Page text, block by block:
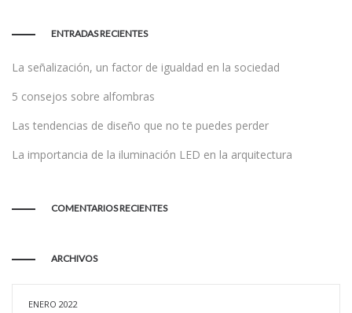
ENTRADAS RECIENTES
La señalización, un factor de igualdad en la sociedad
5 consejos sobre alfombras
Las tendencias de diseño que no te puedes perder
La importancia de la iluminación LED en la arquitectura
COMENTARIOS RECIENTES
ARCHIVOS
ENERO 2022